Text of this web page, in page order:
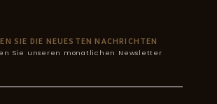
SIE DIE NEUESTEN NACHRICHTEN
Sie unseren monatlichen Newsletter